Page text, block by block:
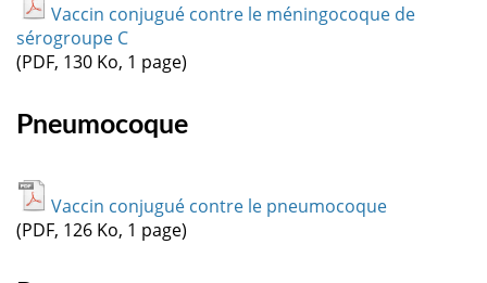
Vaccin conjugué contre le méningocoque de
sérogroupe C
(PDF, 130 Ko, 1 page)
Pneumocoque
Vaccin conjugué contre le pneumocoque
(PDF, 126 Ko, 1 page)